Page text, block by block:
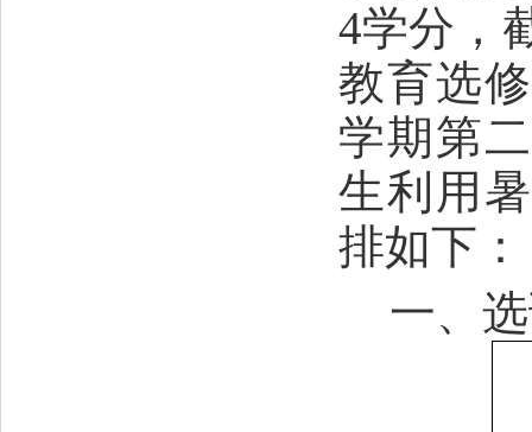
4学分，
教育选
学期第
生利用
排如下：
一、